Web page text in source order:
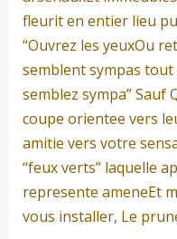
fleurit en entier lieu
“Ouvrez les yeuxOu
semblent sympas tout
semblez sympa” Sauf
coupe orientee vers
amitie vers votre
“feux verts” laquelle
represente ameneEt
vous installer, Le